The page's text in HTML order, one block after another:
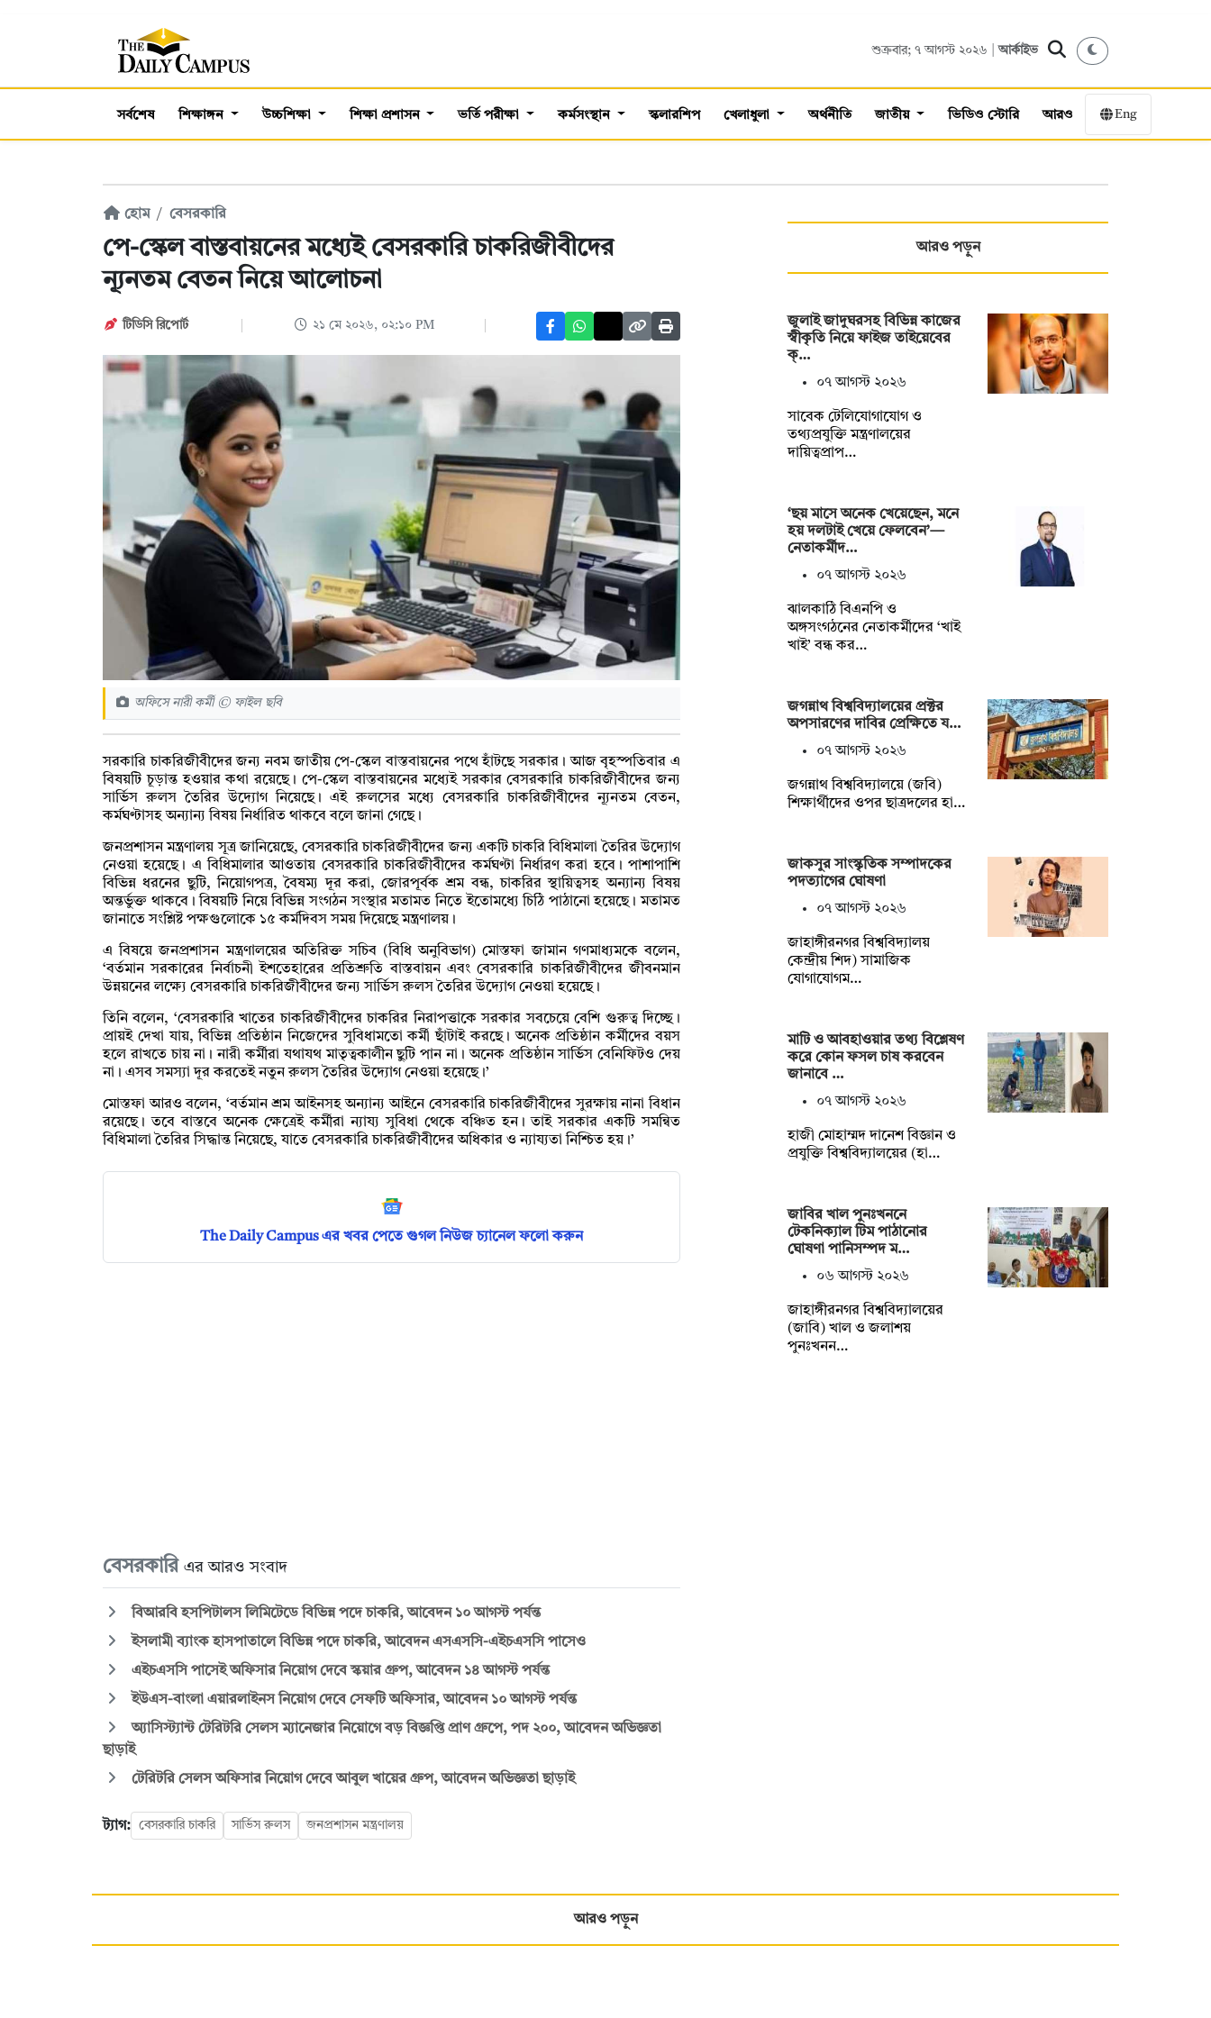
শুক্রবার; ৭ আগস্ট ২০২৬ |আর্কাইভ
সর্বশেষ শিক্ষাঙ্গন উচ্চশিক্ষা শিক্ষা প্রশাসন ভর্তি পরীক্ষা কর্মসংস্থান স্কলারশিপ খেলাধুলা অর্থনীতি জাতীয় ভিডিও স্টোরি আরও Eng
হোম বেসরকারি
পে-স্কেল বাস্তবায়নের মধ্যেই বেসরকারি চাকরিজীবীদের
ন্যূনতম বেতন নিয়ে আলোচনা
টিডিসি রিপোর্ট ২১ মে ২০২৬, ০২:১০ PM
অফিসে নারী কর্মী © ফাইল ছবি
সরকারি চাকরিজীবীদের জন্য নবম জাতীয় পে-স্কেল বাস্তবায়নের পথে হাঁটছে সরকার। আজ বৃহস্পতিবার এ
বিষয়টি চূড়ান্ত হওয়ার কথা রয়েছে। পে-স্কেল বাস্তবায়নের মধ্যেই সরকার বেসরকারি চাকরিজীবীদের জন্য
সার্ভিস রুলস তৈরির উদ্যোগ নিয়েছে। এই রুলসের মধ্যে বেসরকারি চাকরিজীবীদের ন্যূনতম বেতন,
কর্মঘণ্টাসহ অন্যান্য বিষয় নির্ধারিত থাকবে বলে জানা গেছে।
জনপ্রশাসন মন্ত্রণালয় সূত্র জানিয়েছে, বেসরকারি চাকরিজীবীদের জন্য একটি চাকরি বিধিমালা তৈরির উদ্যোগ
নেওয়া হয়েছে। এ বিধিমালার আওতায় বেসরকারি চাকরিজীবীদের কর্মঘণ্টা নির্ধারণ করা হবে। পাশাপাশি
বিভিন্ন ধরনের ছুটি, নিয়োগপত্র, বৈষম্য দূর করা, জোরপূর্বক শ্রম বন্ধ, চাকরির স্থায়িত্বসহ অন্যান্য বিষয়
অন্তর্ভুক্ত থাকবে। বিষয়টি নিয়ে বিভিন্ন সংগঠন সংস্থার মতামত নিতে ইতোমধ্যে চিঠি পাঠানো হয়েছে। মতামত
জানাতে সংশ্লিষ্ট পক্ষগুলোকে ১৫ কর্মদিবস সময় দিয়েছে মন্ত্রণালয়।
এ বিষয়ে জনপ্রশাসন মন্ত্রণালয়ের অতিরিক্ত সচিব (বিধি অনুবিভাগ) মোস্তফা জামান গণমাধ্যমকে বলেন,
‘বর্তমান সরকারের নির্বাচনী ইশতেহারের প্রতিশ্রুতি বাস্তবায়ন এবং বেসরকারি চাকরিজীবীদের জীবনমান
উন্নয়নের লক্ষ্যে বেসরকারি চাকরিজীবীদের জন্য সার্ভিস রুলস তৈরির উদ্যোগ নেওয়া হয়েছে।
তিনি বলেন, ‘বেসরকারি খাতের চাকরিজীবীদের চাকরির নিরাপত্তাকে সরকার সবচেয়ে বেশি গুরুত্ব দিচ্ছে।
প্রায়ই দেখা যায়, বিভিন্ন প্রতিষ্ঠান নিজেদের সুবিধামতো কর্মী ছাঁটাই করছে। অনেক প্রতিষ্ঠান কর্মীদের বয়স
হলে রাখতে চায় না। নারী কর্মীরা যথাযথ মাতৃত্বকালীন ছুটি পান না। অনেক প্রতিষ্ঠান সার্ভিস বেনিফিটও দেয়
না। এসব সমস্যা দূর করতেই নতুন রুলস তৈরির উদ্যোগ নেওয়া হয়েছে।’
মোস্তফা আরও বলেন, ‘বর্তমান শ্রম আইনসহ অন্যান্য আইনে বেসরকারি চাকরিজীবীদের সুরক্ষায় নানা বিধান
রয়েছে। তবে বাস্তবে অনেক ক্ষেত্রেই কর্মীরা ন্যায্য সুবিধা থেকে বঞ্চিত হন। তাই সরকার একটি সমন্বিত
বিধিমালা তৈরির সিদ্ধান্ত নিয়েছে, যাতে বেসরকারি চাকরিজীবীদের অধিকার ও ন্যায্যতা নিশ্চিত হয়।’
The Daily Campus এর খবর পেতে গুগল নিউজ চ্যানেল ফলো করুন
বেসরকারি এর আরও সংবাদ
বিআরবি হসপিটালস লিমিটেডে বিভিন্ন পদে চাকরি, আবেদন ১০ আগস্ট পর্যন্ত
ইসলামী ব্যাংক হাসপাতালে বিভিন্ন পদে চাকরি, আবেদন এসএসসি-এইচএসসি পাসেও
এইচএসসি পাসেই অফিসার নিয়োগ দেবে স্কয়ার গ্রুপ, আবেদন ১৪ আগস্ট পর্যন্ত
ইউএস-বাংলা এয়ারলাইনস নিয়োগ দেবে সেফটি অফিসার, আবেদন ১০ আগস্ট পর্যন্ত
অ্যাসিস্ট্যান্ট টেরিটরি সেলস ম্যানেজার নিয়োগে বড় বিজ্ঞপ্তি প্রাণ গ্রুপে, পদ ২০০, আবেদন অভিজ্ঞতা
ছাড়াই
টেরিটরি সেলস অফিসার নিয়োগ দেবে আবুল খায়ের গ্রুপ, আবেদন অভিজ্ঞতা ছাড়াই
ট্যাগ: বেসরকারি চাকরি সার্ভিস রুলস জনপ্রশাসন মন্ত্রণালয়
আরও পড়ুন
জুলাই জাদুঘরসহ বিভিন্ন কাজের
স্বীকৃতি নিয়ে ফাইজ তাইয়েবের
ক্…
০৭ আগস্ট ২০২৬
সাবেক টেলিযোগাযোগ ও
তথ্যপ্রযুক্তি মন্ত্রণালয়ের
দায়িত্বপ্রাপ…
‘ছয় মাসে অনেক খেয়েছেন, মনে
হয় দলটাই খেয়ে ফেলবেন’—
নেতাকর্মীদ…
০৭ আগস্ট ২০২৬
ঝালকাঠি বিএনপি ও
অঙ্গসংগঠনের নেতাকর্মীদের ‘খাই
খাই’ বন্ধ কর…
জগন্নাথ বিশ্ববিদ্যালয়ের প্রক্টর
অপসারণের দাবির প্রেক্ষিতে য…
০৭ আগস্ট ২০২৬
জগন্নাথ বিশ্ববিদ্যালয়ে (জবি)
শিক্ষার্থীদের ওপর ছাত্রদলের হা…
জাকসুর সাংস্কৃতিক সম্পাদকের
পদত্যাগের ঘোষণা
০৭ আগস্ট ২০২৬
‎জাহাঙ্গীরনগর বিশ্ববিদ্যালয়
কেন্দ্রীয় শিদ) সামাজিক
যোগাযোগম…
মাটি ও আবহাওয়ার তথ্য বিশ্লেষণ
করে কোন ফসল চাষ করবেন
জানাবে …
০৭ আগস্ট ২০২৬
হাজী মোহাম্মদ দানেশ বিজ্ঞান ও
প্রযুক্তি বিশ্ববিদ্যালয়ের (হা…
জাবির খাল পুনঃখননে
টেকনিক্যাল টিম পাঠানোর
ঘোষণা পানিসম্পদ ম…
০৬ আগস্ট ২০২৬
‎‎জাহাঙ্গীরনগর বিশ্ববিদ্যালয়ের
(জাবি) খাল ও জলাশয়
পুনঃখনন…
আরও পড়ুন